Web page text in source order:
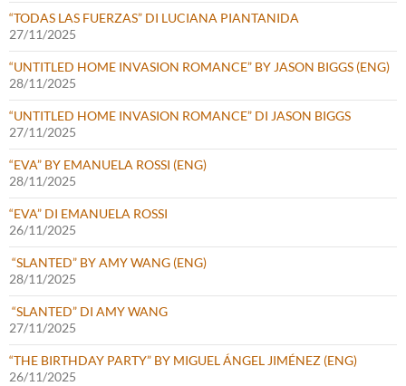
“TODAS LAS FUERZAS” DI LUCIANA PIANTANIDA
27/11/2025
“UNTITLED HOME INVASION ROMANCE” BY JASON BIGGS (ENG)
28/11/2025
“UNTITLED HOME INVASION ROMANCE” DI JASON BIGGS
27/11/2025
“EVA” BY EMANUELA ROSSI (ENG)
28/11/2025
“EVA” DI EMANUELA ROSSI
26/11/2025
“SLANTED” BY AMY WANG (ENG)
28/11/2025
“SLANTED” DI AMY WANG
27/11/2025
“THE BIRTHDAY PARTY” BY MIGUEL ÁNGEL JIMÉNEZ (ENG)
26/11/2025